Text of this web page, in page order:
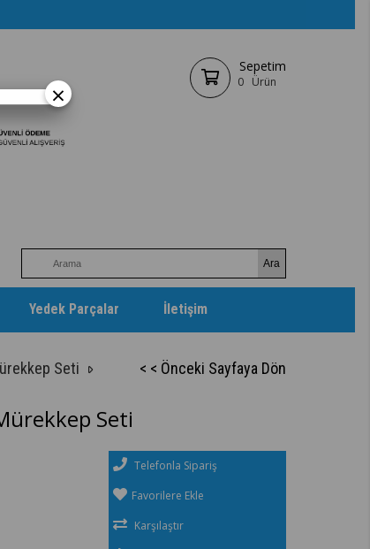
Sepetim
0 Ürün
Yedek Parçalar İletişim
Seti < < Önceki Sayfaya Dön
Seti
Telefonla Sipariş
Favorilere Ekle
Karşılaştır
×